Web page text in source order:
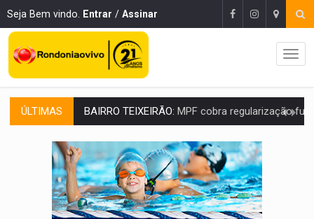
Seja Bem vindo. Entrar / Assinar
ÚLTIMAS SUCESSO NA ABERTURA:2ª Feira Rondônia Empreendedora segue no Espaço
REESTRUTURAÇÃO:Secretário da Seinfra de Porto Velho pede
SAÚDE INDÍGENA:Pirahã terão consultas e exames especializados durante
ECONOMIA:Dia dos pais deve movimentar R$ 8,5 bilhões e RO